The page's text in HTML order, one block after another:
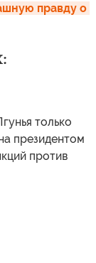
правду о
только
президентом
против